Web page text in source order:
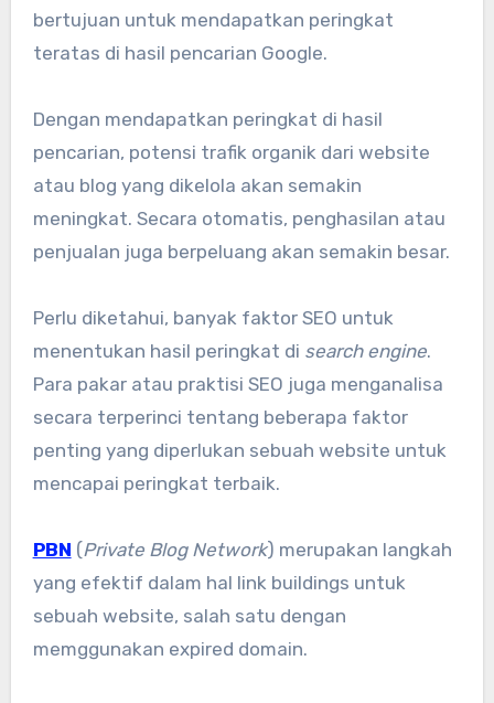
bertujuan untuk mendapatkan peringkat
teratas di hasil pencarian Google.
Dengan mendapatkan peringkat di hasil
pencarian, potensi trafik organik dari website
atau blog yang dikelola akan semakin
meningkat. Secara otomatis, penghasilan atau
penjualan juga berpeluang akan semakin besar.
Perlu diketahui, banyak faktor SEO untuk
menentukan hasil peringkat di search engine.
Para pakar atau praktisi SEO juga menganalisa
secara terperinci tentang beberapa faktor
penting yang diperlukan sebuah website untuk
mencapai peringkat terbaik.
PBN (Private Blog Network) merupakan langkah
yang efektif dalam hal link buildings untuk
sebuah website, salah satu dengan
memggunakan expired domain.